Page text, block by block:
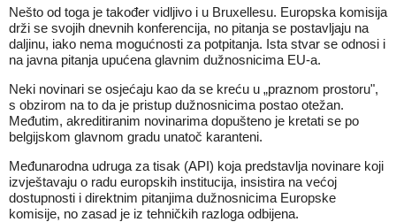
Nešto od toga je također vidljivo i u Bruxellesu. Europska komisija
drži se svojih dnevnih konferencija, no pitanja se postavljaju na
daljinu, iako nema mogućnosti za potpitanja. Ista stvar se odnosi i
na javna pitanja upućena glavnim dužnosnicima EU-a.
Neki novinari se osjećaju kao da se kreću u „praznom prostoru",
s obzirom na to da je pristup dužnosnicima postao otežan.
Međutim, akreditiranim novinarima dopušteno je kretati se po
belgijskom glavnom gradu unatoč karanteni.
Međunarodna udruga za tisak (API) koja predstavlja novinare koji
izvještavaju o radu europskih institucija, insistira na većoj
dostupnosti i direktnim pitanjima dužnosnicima Europske
komisije, no zasad je iz tehničkih razloga odbijena.